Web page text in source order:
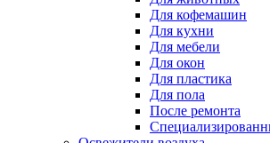
Для кофемашин
Для кухни
Для мебели
Для окон
Для пластика
Для пола
После ремонта